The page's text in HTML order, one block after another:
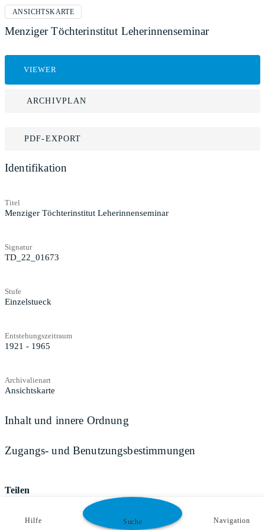
ANSICHTSKARTE
Menziger Töchterinstitut Leherinnenseminar
VIEWER
ARCHIVPLAN
PDF-EXPORT
Identifikation
Titel
Menziger Töchterinstitut Leherinnenseminar
Signatur
TD_22_01673
Stufe
Einzelstueck
Entstehungszeitraum
1921 - 1965
Archivalienart
Ansichtskarte
Inhalt und innere Ordnung
Zugangs- und Benutzungsbestimmungen
Teilen
Hilfe Suche Navigation